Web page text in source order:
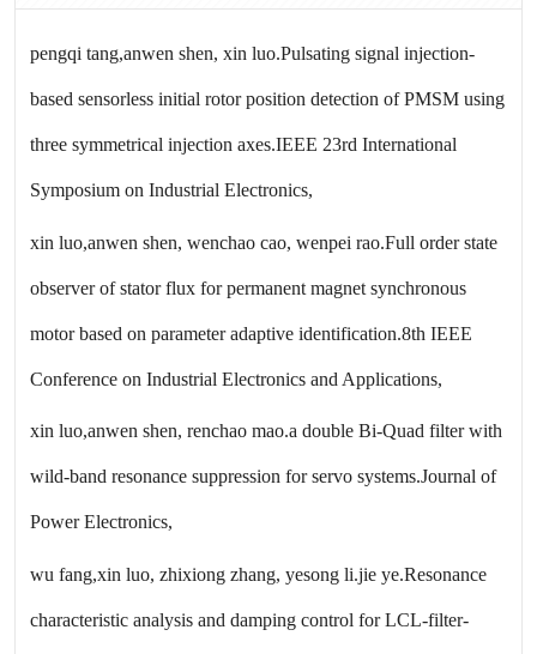
pengqi tang,anwen shen, xin luo.Pulsating signal injection-
based sensorless initial rotor position detection of PMSM using
three symmetrical injection axes.IEEE 23rd International
Symposium on Industrial Electronics,
xin luo,anwen shen, wenchao cao, wenpei rao.Full order state
observer of stator flux for permanent magnet synchronous
motor based on parameter adaptive identification.8th IEEE
Conference on Industrial Electronics and Applications,
xin luo,anwen shen, renchao mao.a double Bi-Quad filter with
wild-band resonance suppression for servo systems.Journal of
Power Electronics,
wu fang,xin luo, zhixiong zhang, yesong li.jie ye.Resonance
characteristic analysis and damping control for LCL-filter-